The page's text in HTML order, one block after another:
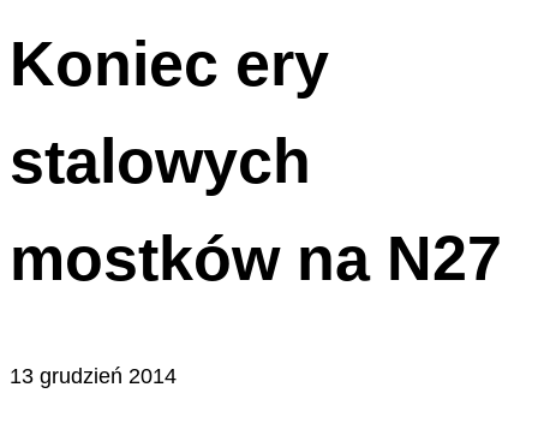
Koniec ery
stalowych
mostków na N27
13 grudzień 2014